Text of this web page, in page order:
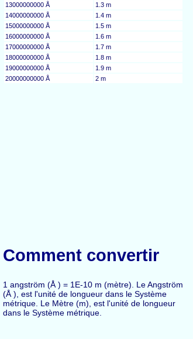
13000000000 Å
1.3 m
14000000000 Å
1.4 m
15000000000 Å
1.5 m
16000000000 Å
1.6 m
17000000000 Å
1.7 m
18000000000 Å
1.8 m
19000000000 Å
1.9 m
20000000000 Å
2 m
Comment convertir
1 angström (Å ) = 1E-10 m (mètre). Le Angström
(Å ), est l'unité de longueur dans le Système
métrique. Le Mètre (m), est l'unité de longueur
dans le Système métrique.